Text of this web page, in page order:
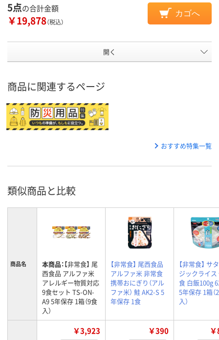
5点の合計金額
￥19,878（税込）
カゴへ
開く
商品に関連するページ
おすすめ特集一覧
類似商品と比較
商品名 本商品：【非常食】 尾
西食品 アルファ米
アレルギー物質対応
9食セット TS-ON-
A9 5年保存 1箱（9食
入）
【非常食】 尾西食品
アルファ米 非常食
携帯おにぎり（アル
ファ米） 鮭 AK2-S 5
年保存 1食
【非常食】 サ
ジックライス
食 白飯100g
5年保存 1箱（
入）
￥3,923 ￥390